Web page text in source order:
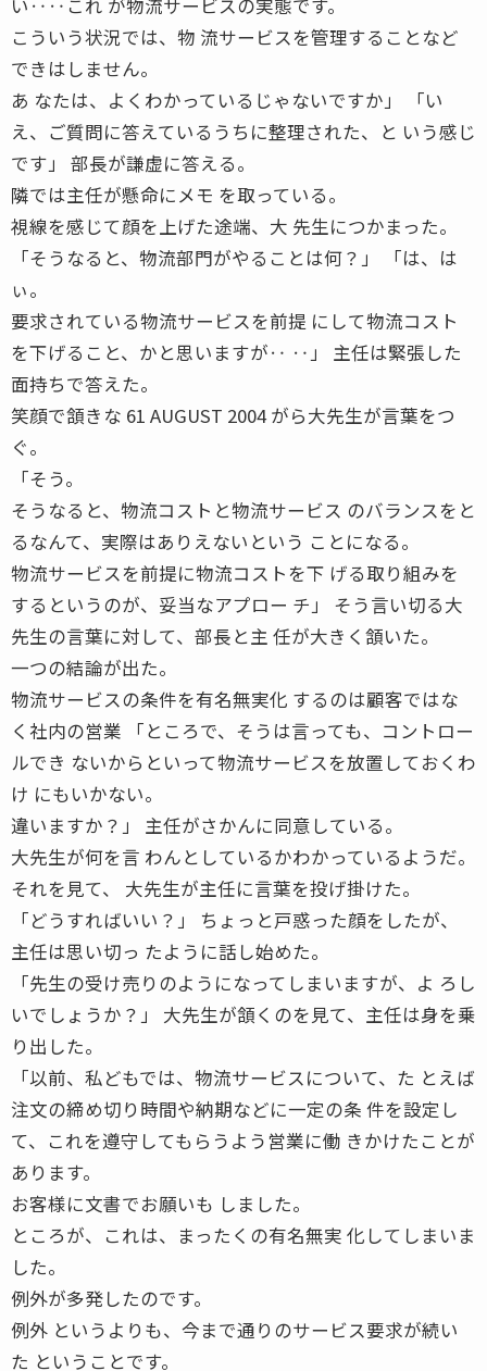
こういう状況では、物 流サービスを管理することなど
できはしません。
あ なたは、よくわかっているじゃないですか」 「い
え、ご質問に答えているうちに整理された、と いう感じ
です」 部長が謙虚に答える。
隣では主任が懸命にメモ を取っている。
視線を感じて顔を上げた途端、大 先生につかまった。
「そうなると、物流部門がやることは何？」 「は、は
ぃ。
要求されている物流サービスを前提 にして物流コスト
を下げること、かと思いますが‥ ‥」 主任は緊張した
面持ちで答えた。
笑顔で頷きな 61 AUGUST 2004 がら大先生が言葉をつ
ぐ。
「そう。
そうなると、物流コストと物流サービス のバランスをと
るなんて、実際はありえないという ことになる。
物流サービスを前提に物流コストを下 げる取り組みを
するというのが、妥当なアプロー チ」 そう言い切る大
先生の言葉に対して、部長と主 任が大きく頷いた。
一つの結論が出た。
物流サービスの条件を有名無実化 するのは顧客ではな
く社内の営業 「ところで、そうは言っても、コントロー
ルでき ないからといって物流サービスを放置しておくわ
け にもいかない。
違いますか？」 主任がさかんに同意している。
大先生が何を言 わんとしているかわかっているようだ。
それを見て、 大先生が主任に言葉を投げ掛けた。
「どうすればいい？」 ちょっと戸惑った顔をしたが、
主任は思い切っ たように話し始めた。
「先生の受け売りのようになってしまいますが、よ ろし
いでしょうか？」 大先生が頷くのを見て、主任は身を乗
り出した。
「以前、私どもでは、物流サービスについて、た とえば
注文の締め切り時間や納期などに一定の条 件を設定し
て、これを遵守してもらうよう営業に働 きかけたことが
あります。
お客様に文書でお願いも しました。
ところが、これは、まったくの有名無実 化してしまいま
した。
例外が多発したのです。
例外 というよりも、今まで通りのサービス要求が続い
た ということです。